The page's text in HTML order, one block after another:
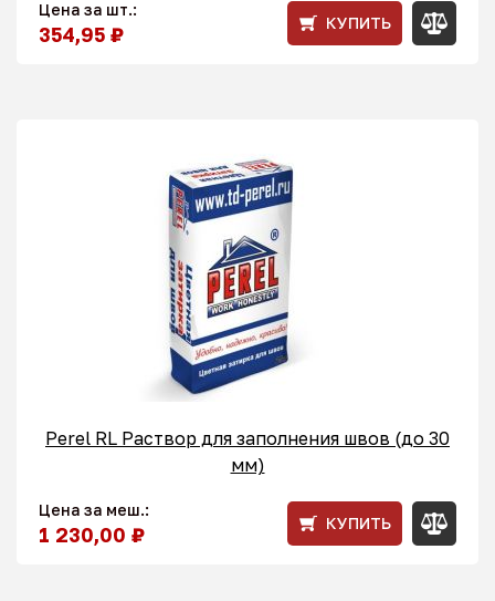
Цена за шт.:
354,95 ₽ КУПИТЬ
Perel RL Раствор для заполнения швов (до 30
мм)
Цена за меш.:
1 230,00 ₽ КУПИТЬ